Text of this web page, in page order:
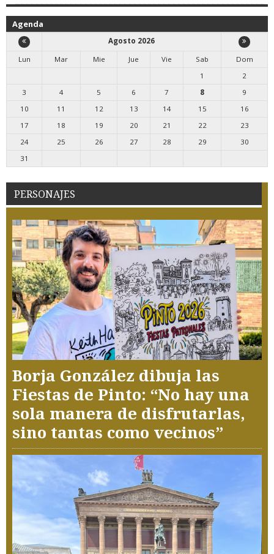
Agenda
Agosto 2026
Lun
Mar Mie Jue Vie Sab
Dom
1
2
3
4 5 6 7 8
9
10
11 12 13 14 15
16
17
18 19 20 21 22
23
24
25 26 27 28 29
30
31
PERSONAJES
Borja González dibuja las
Fiestas de Pinto: “No hay una
sola manera de disfrutarlas,
sino tantas como vecinos”